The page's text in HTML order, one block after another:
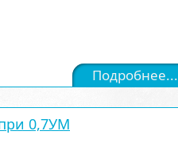
Подробнее...
0,7УМ